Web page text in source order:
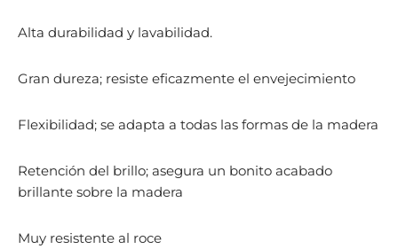
Alta durabilidad y lavabilidad.
Gran dureza; resiste eficazmente el envejecimiento
Flexibilidad; se adapta a todas las formas de la madera
Retención del brillo; asegura un bonito acabado
brillante sobre la madera
Muy resistente al roce